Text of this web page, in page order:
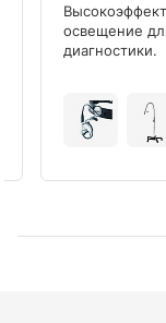
освещение
диагностики.